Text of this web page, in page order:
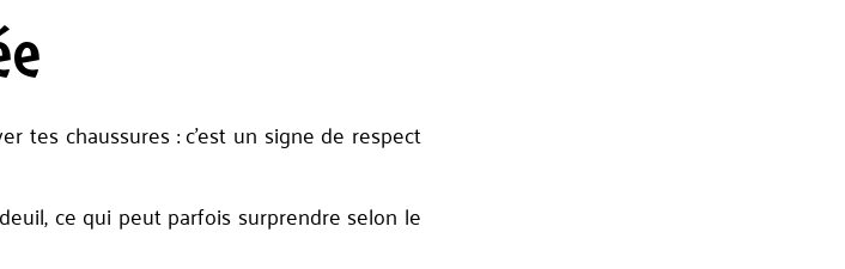
tes chaussures : c’est un signe de respect
ce qui peut parfois surprendre selon le